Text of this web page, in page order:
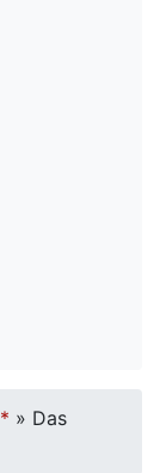
» Das